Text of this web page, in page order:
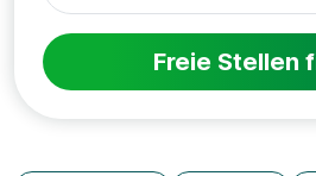
Freie Stellen